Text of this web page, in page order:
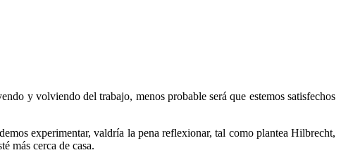
y volviendo del trabajo, menos probable será que estemos satisfechos
experimentar, valdría la pena reflexionar, tal como plantea Hilbrecht,
más cerca de casa.